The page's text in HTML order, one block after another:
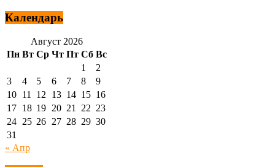
Календарь
Август 2026
Пн Вт Ср Чт Пт Сб Вс
1
2
3
4 5 6 7 8
9
10 11 12 13 14 15 16
17 18 19 20 21 22 23
24 25 26 27 28 29 30
31
« Апр